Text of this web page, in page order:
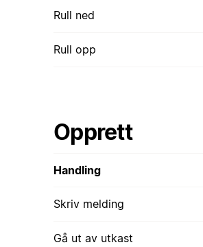
Rull ned
Rull opp
Opprett
Handling
Skriv melding
Gå ut av utkast